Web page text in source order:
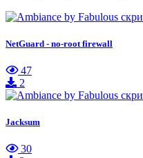
NetGuard - no-root firewall
47
2
Jacksum
30